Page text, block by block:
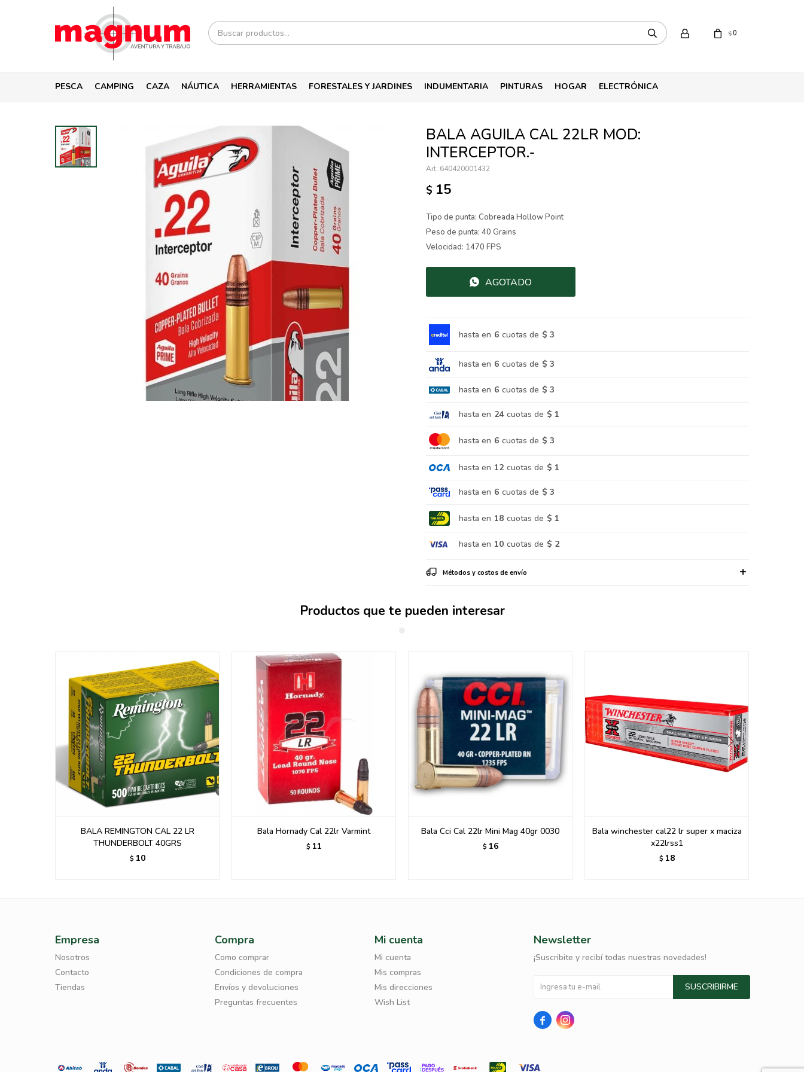
PESCA CAMPING CAZA NÁUTICA HERRAMIENTAS FORESTALES Y JARDINES INDUMENTARIA PINTURAS HOGAR ELECTRÓNICA
$ 0
BALA AGUILA CAL 22LR MOD:
INTERCEPTOR.-
640420001432
$ 15
Tipo de punta: Cobreada Hollow Point
Peso de punta: 40 Grains
Velocidad: 1470 FPS
AGOTADO
hasta en 6 cuotas de $ 3
hasta en 6 cuotas de $ 3
hasta en 6 cuotas de $ 3
hasta en 24 cuotas de $ 1
hasta en 6 cuotas de $ 3
hasta en 12 cuotas de $ 1
hasta en 6 cuotas de $ 3
hasta en 18 cuotas de $ 1
hasta en 10 cuotas de $ 2
Métodos y costos de envío
Productos que te pueden interesar
BALA REMINGTON CAL 22 LR
THUNDERBOLT 40GRS
$ 10
Bala Hornady Cal 22lr Varmint
$ 11
Bala Cci Cal 22lr Mini Mag 40gr 0030
$ 16
Bala winchester cal22 lr super x maciza
x22lrss1
$ 18
Empresa
Nosotros
Contacto
Tiendas
Compra
Como comprar
Condiciones de compra
Envíos y devoluciones
Preguntas frecuentes
Mi cuenta
Mi cuenta
Mis compras
Mis direcciones
Wish List
Newsletter
¡Suscribite y recibí todas nuestras novedades!
SUSCRIBIRME
 